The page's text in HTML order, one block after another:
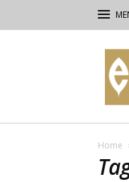
–
&
Home